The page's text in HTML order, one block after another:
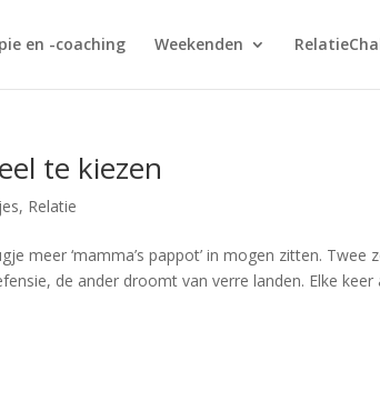
en -coaching Weekenden
te kiezen
, Relatie
meer ‘mamma’s pappot’ in mogen zitten. Twee
de ander droomt van verre landen. Elke keer